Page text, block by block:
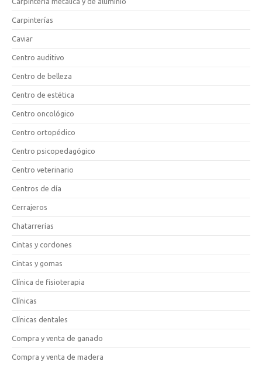
Carpinterías
Caviar
Centro auditivo
Centro de belleza
Centro de estética
Centro oncológico
Centro ortopédico
Centro psicopedagógico
Centro veterinario
Centros de día
Cerrajeros
Chatarrerías
Cintas y cordones
Cintas y gomas
Clínica de fisioterapia
Clínicas
Clínicas dentales
Compra y venta de ganado
Compra y venta de madera